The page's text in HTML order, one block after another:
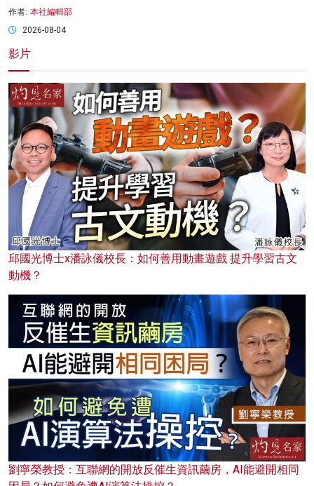
作者: 本社編輯部
2026-08-04
影片
邱國光博士x潘詠儀校長：如何善用動畫遊戲 提升學習古文
動機？
劉寧榮教授：互聯網的開放反催生資訊繭房，AI能避開相同